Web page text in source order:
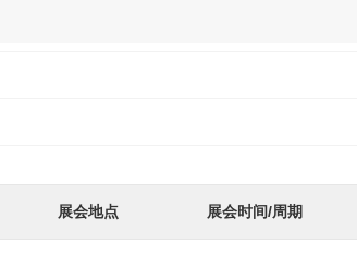
展会地点 展会时间/周期